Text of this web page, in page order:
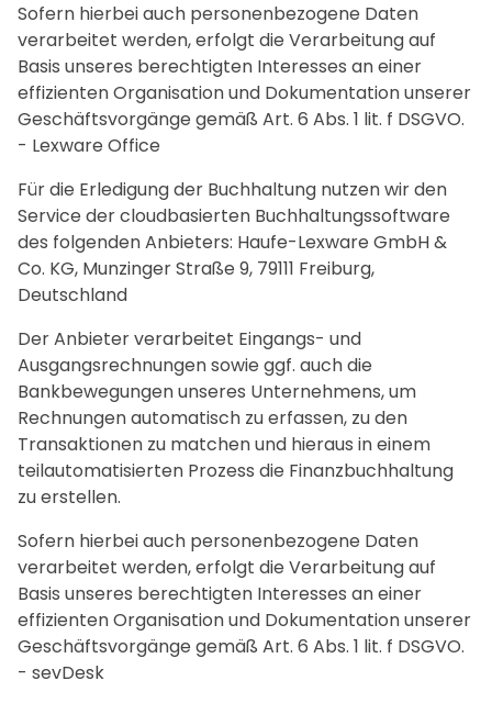
Sofern hierbei auch personenbezogene Daten
verarbeitet werden, erfolgt die Verarbeitung auf
Basis unseres berechtigten Interesses an einer
effizienten Organisation und Dokumentation unserer
Geschäftsvorgänge gemäß Art. 6 Abs. 1 lit. f DSGVO.
- Lexware Office
Für die Erledigung der Buchhaltung nutzen wir den
Service der cloudbasierten Buchhaltungssoftware
des folgenden Anbieters: Haufe-Lexware GmbH &
Co. KG, Munzinger Straße 9, 79111 Freiburg,
Deutschland
Der Anbieter verarbeitet Eingangs- und
Ausgangsrechnungen sowie ggf. auch die
Bankbewegungen unseres Unternehmens, um
Rechnungen automatisch zu erfassen, zu den
Transaktionen zu matchen und hieraus in einem
teilautomatisierten Prozess die Finanzbuchhaltung
zu erstellen.
Sofern hierbei auch personenbezogene Daten
verarbeitet werden, erfolgt die Verarbeitung auf
Basis unseres berechtigten Interesses an einer
effizienten Organisation und Dokumentation unserer
Geschäftsvorgänge gemäß Art. 6 Abs. 1 lit. f DSGVO.
- sevDesk